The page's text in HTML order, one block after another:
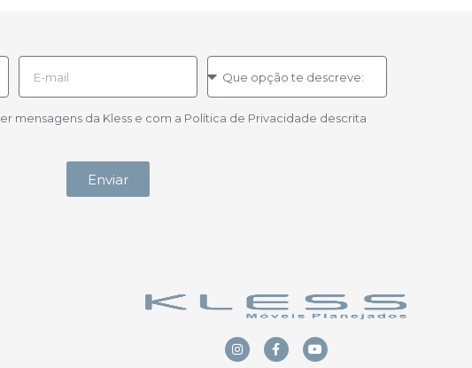
mensagens da Kless e com a Política de Privacidade descrita
Enviar